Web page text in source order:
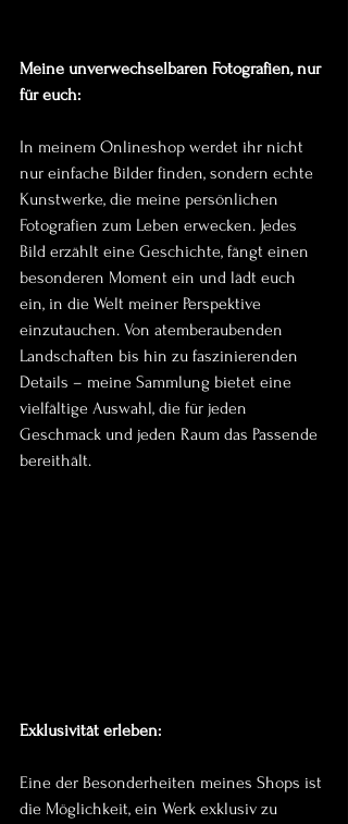
Meine unverwechselbaren Fotografien, nur
für euch:
In meinem Onlineshop werdet ihr nicht
nur einfache Bilder finden, sondern echte
Kunstwerke, die meine persönlichen
Fotografien zum Leben erwecken. Jedes
Bild erzählt eine Geschichte, fängt einen
besonderen Moment ein und lädt euch
ein, in die Welt meiner Perspektive
einzutauchen. Von atemberaubenden
Landschaften bis hin zu faszinierenden
Details – meine Sammlung bietet eine
vielfältige Auswahl, die für jeden
Geschmack und jeden Raum das Passende
bereithält.
Exklusivität erleben:
Eine der Besonderheiten meines Shops ist
die Möglichkeit, ein Werk exklusiv zu